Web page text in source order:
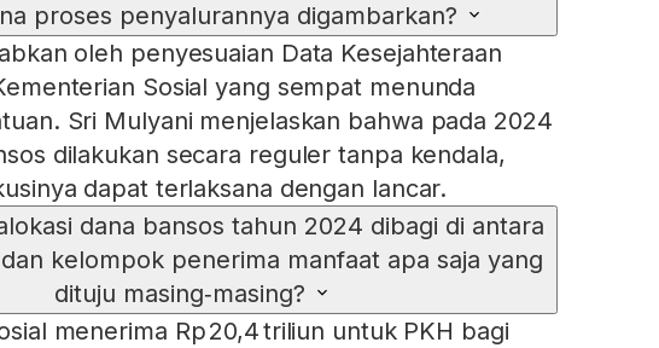
proses penyalurannya digambarkan?
oleh penyesuaian Data Kesejahteraan
Sosial yang sempat menunda
Sri Mulyani menjelaskan bahwa pada 2024
dilakukan secara reguler tanpa kendala,
dapat terlaksana dengan lancar.
dana bansos tahun 2024 dibagi di antara
kelompok penerima manfaat apa saja yang
dituju masing‑masing?
menerima Rp 20,4 triliun untuk PKH bagi